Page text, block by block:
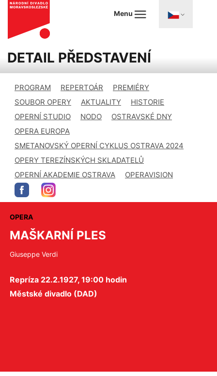
Menu
DETAIL PŘEDSTAVENÍ
PROGRAM REPERTOÁR
PREMIÉRY
SOUBOR OPERY
AKTUALITY
HISTORIE
OPERNÍ STUDIO
NODO
OSTRAVSKÉ DNY
OPERA EUROPA
SMETANOVSKÝ OPERNÍ CYKLUS OSTRAVA 2024
OPERY TEREZÍNSKÝCH SKLADATELŮ
OPERNÍ AKADEMIE OSTRAVA
OPERAVISION
OPERA
MAŠKARNÍ PLES
Giuseppe Verdi
Repríza 22.2.1927, 19:00 hodin
Městské divadlo (DAD)